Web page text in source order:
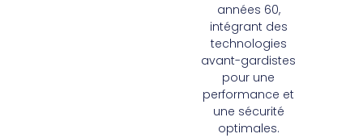
années 60,
intégrant des
technologies
avant-gardistes
pour une
performance et
une sécurité
optimales.